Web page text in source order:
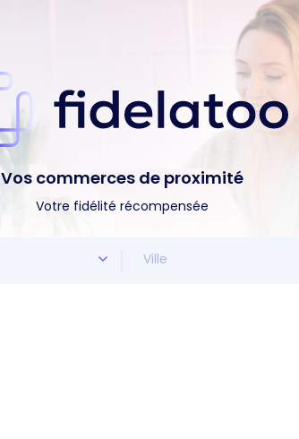
Vos commerces de proximité
Votre fidélité récompensée